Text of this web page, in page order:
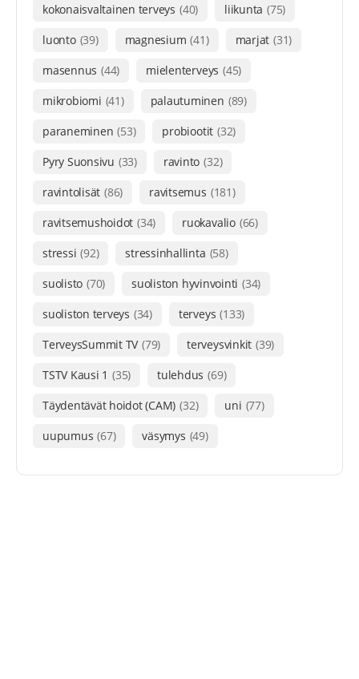
kokonaisvaltainen terveys (40) liikunta (75)
luonto (39) magnesium (41) marjat (31)
masennus (44) mielenterveys (45)
mikrobiomi (41) palautuminen (89)
paraneminen (53) probiootit (32)
Pyry Suonsivu (33) ravinto (32)
ravintolisät (86) ravitsemus (181)
ravitsemushoidot (34) ruokavalio (66)
stressi (92) stressinhallinta (58)
suolisto (70) suoliston hyvinvointi (34)
suoliston terveys (34) terveys (133)
TerveysSummit TV (79) terveysvinkit (39)
TSTV Kausi 1 (35) tulehdus (69)
Täydentävät hoidot (CAM) (32) uni (77)
uupumus (67) väsymys (49)